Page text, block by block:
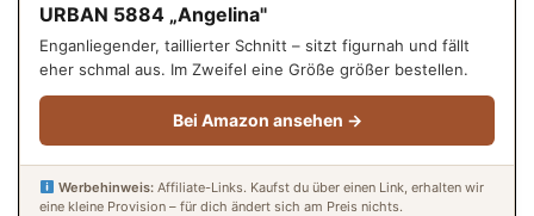
URBAN 5884 „Angelina"
Enganliegender, taillierter Schnitt – sitzt figurnah und fällt
eher schmal aus. Im Zweifel eine Größe größer bestellen.
Bei Amazon ansehen →
Werbehinweis:Affiliate-Links. Kaufst du über einen Link, erhalten wir
eine kleine Provision – für dich ändert sich am Preis nichts.